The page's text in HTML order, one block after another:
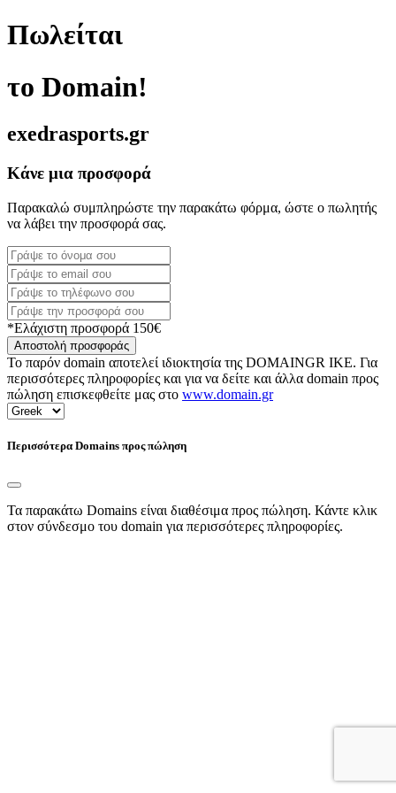
Πωλείται
το Domain!
exedrasports.gr
Κάνε μια προσφορά
Παρακαλώ συμπληρώστε την παρακάτω φόρμα, ώστε ο πωλητής
να λάβει την προσφορά σας.
*Ελάχιστη προσφορά 150€
Αποστολή προσφοράς
Το παρόν domain αποτελεί ιδιοκτησία της DOMAINGR ΙΚΕ. Για
περισσότερες πληροφορίες και για να δείτε και άλλα domain προς
πώληση επισκεφθείτε μας στο www.domain.gr
Περισσότερα Domains προς πώληση
Τα παρακάτω Domains είναι διαθέσιμα προς πώληση. Κάντε κλικ
στον σύνδεσμο του domain για περισσότερες πληροφορίες.